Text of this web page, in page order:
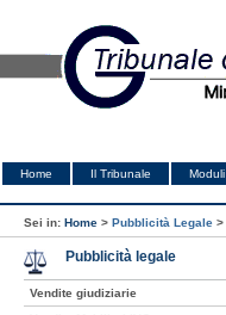
Home Il Tribunale Moduli
Sei in: Home > Pubblicità Legale >
Pubblicità legale
Vendite giudiziarie